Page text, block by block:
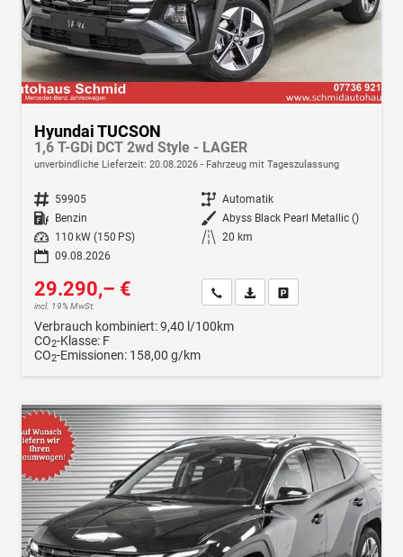
Hyundai TUCSON
1,6 T-GDi DCT 2wd Style - LAGER
unverbindliche Lieferzeit: 20.08.2026 Fahrzeug mit Tageszulassung
Fahrzeugnr. 59905 Getriebe Automatik
Kraftstoff Benzin Außenfarbe Abyss Black Pearl Metallic ()
Leistung
110 kW (150 PS) Kilometerstand 20 km
09.08.2026
29.290,– €
incl. 19% MwSt.
Wir rufen Sie anFahrzeugexposé (PDF)
Verbrauch kombiniert:9,40 l/100km
CO2-Klasse: F
CO2-Emissionen: 158,00 g/km